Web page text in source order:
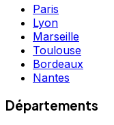
Paris
Lyon
Marseille
Toulouse
Bordeaux
Nantes
Départements